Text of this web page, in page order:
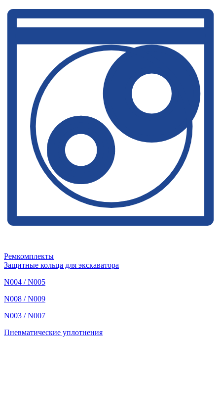
Ремкомплекты
Защитные кольца для экскаватора
N004 / N005
N008 / N009
N003 / N007
Пневматические уплотнения